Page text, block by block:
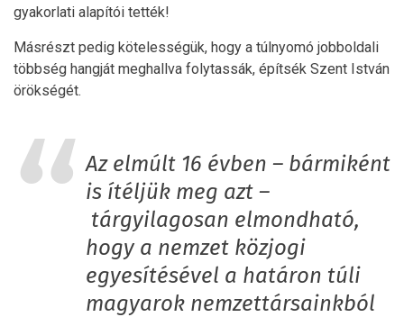
gyakorlati alapítói tették!
Másrészt pedig kötelességük, hogy a túlnyomó jobboldali
többség hangját meghallva folytassák, építsék Szent István
örökségét.
Az elmúlt 16 évben – bármiként
is ítéljük meg azt –
tárgyilagosan elmondható,
hogy a nemzet közjogi
egyesítésével a határon túli
magyarok nemzettársainkból